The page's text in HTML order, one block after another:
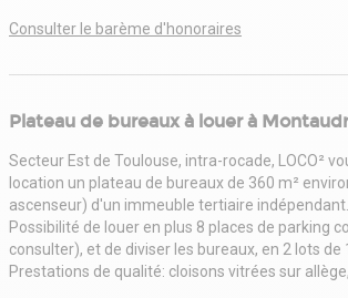
Consulter le barème d'honoraires
Plateau de bureaux à louer à
Secteur Est de Toulouse, intra-rocade, LOCO²
location un plateau de bureaux de 360 m²
ascenseur) d'un immeuble tertiaire indépendant.
Possibilité de louer en plus 8 places de parking
consulter), et de diviser les bureaux, en 2 lots de
Prestations de qualité: cloisons vitrées sur